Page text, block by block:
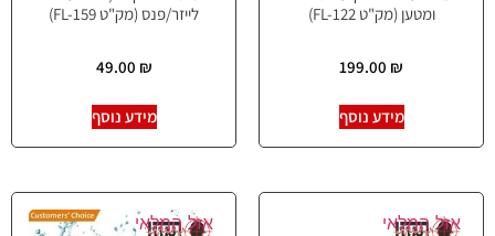
ומטען (מק"ט FL-122)
199.00 ₪
מידע נוסף
לייזר/פנס (מק"ט FL-159)
49.00 ₪
מידע נוסף
אזל המלאי אזל המלאי